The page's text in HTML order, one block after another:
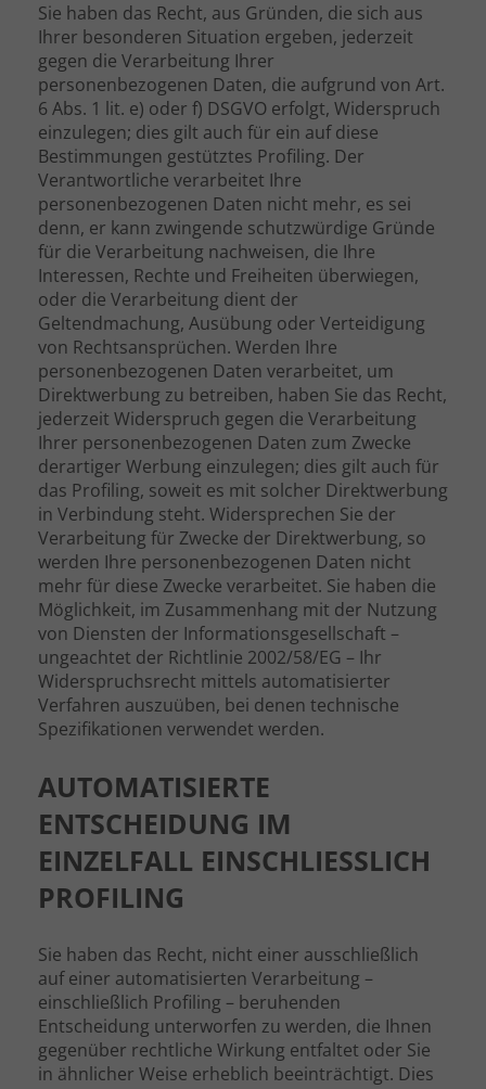
Sie haben das Recht, aus Gründen, die sich aus
Ihrer besonderen Situation ergeben, jederzeit
gegen die Verarbeitung Ihrer
personenbezogenen Daten, die aufgrund von Art.
6 Abs. 1 lit. e) oder f) DSGVO erfolgt, Widerspruch
einzulegen; dies gilt auch für ein auf diese
Bestimmungen gestütztes Profiling. Der
Verantwortliche verarbeitet Ihre
personenbezogenen Daten nicht mehr, es sei
denn, er kann zwingende schutzwürdige Gründe
für die Verarbeitung nachweisen, die Ihre
Interessen, Rechte und Freiheiten überwiegen,
oder die Verarbeitung dient der
Geltendmachung, Ausübung oder Verteidigung
von Rechtsansprüchen. Werden Ihre
personenbezogenen Daten verarbeitet, um
Direktwerbung zu betreiben, haben Sie das Recht,
jederzeit Widerspruch gegen die Verarbeitung
Ihrer personenbezogenen Daten zum Zwecke
derartiger Werbung einzulegen; dies gilt auch für
das Profiling, soweit es mit solcher Direktwerbung
in Verbindung steht. Widersprechen Sie der
Verarbeitung für Zwecke der Direktwerbung, so
werden Ihre personenbezogenen Daten nicht
mehr für diese Zwecke verarbeitet. Sie haben die
Möglichkeit, im Zusammenhang mit der Nutzung
von Diensten der Informationsgesellschaft –
ungeachtet der Richtlinie 2002/58/EG – Ihr
Widerspruchsrecht mittels automatisierter
Verfahren auszuüben, bei denen technische
Spezifikationen verwendet werden.
AUTOMATISIERTE
ENTSCHEIDUNG IM
EINZELFALL EINSCHLIESSLICH P
ROFILING
Sie haben das Recht, nicht einer ausschließlich
auf einer automatisierten Verarbeitung –
einschließlich Profiling – beruhenden
Entscheidung unterworfen zu werden, die Ihnen
gegenüber rechtliche Wirkung entfaltet oder Sie
in ähnlicher Weise erheblich beeinträchtigt. Dies